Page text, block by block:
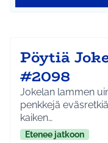
Pöytiä
#2098
Jokelan lammen
penkkejä
kaiken…
Etenee jatkoon